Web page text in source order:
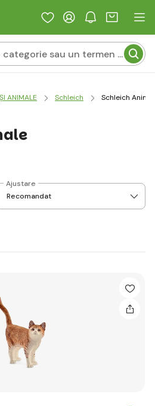
ANIMALE Schleich Schleich
Ajustare